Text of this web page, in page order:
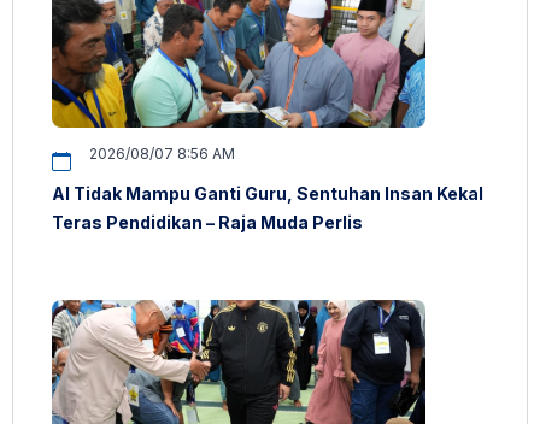
2026/08/07 8:56 AM
AI Tidak Mampu Ganti Guru, Sentuhan Insan Kekal
Teras Pendidikan – Raja Muda Perlis